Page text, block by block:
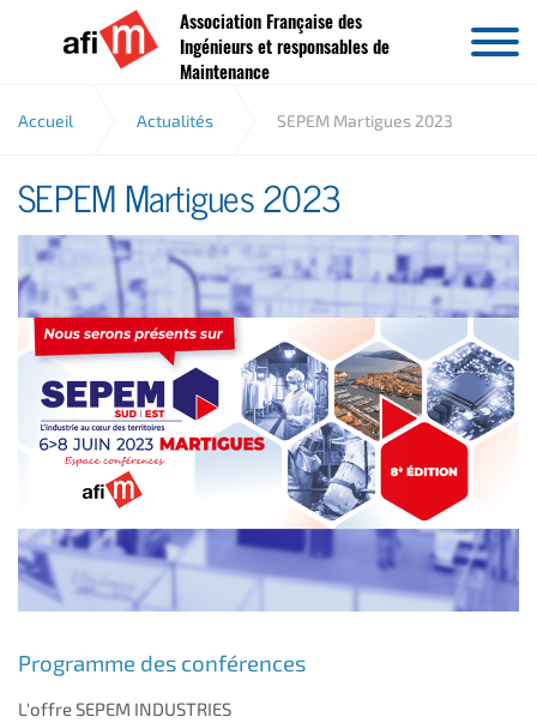
Aller au contenu
Association Française des
Ingénieurs et responsables de
Maintenance
Accueil Actualités SEPEM Martigues 2023
SEPEM Martigues 2023
Programme des conférences
L'offre SEPEM INDUSTRIES